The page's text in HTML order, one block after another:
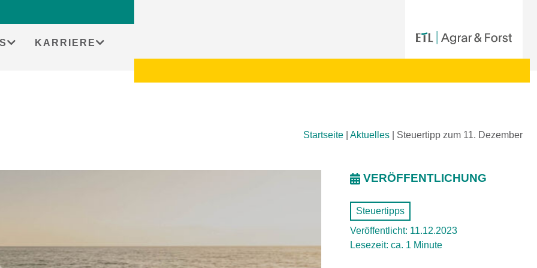
KARRIERE
Startseite Aktuelles Steuertipp zum 11. Dezember
VERÖFFENTLICHUNG
Steuertipps
Veröffentlicht: 11.12.2023
Lesezeit: ca. 1 Minute